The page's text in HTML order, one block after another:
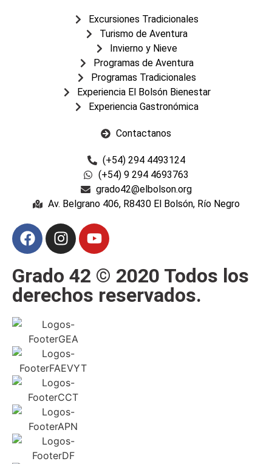
Excursiones Tradicionales
Turismo de Aventura
Invierno y Nieve
Programas de Aventura
Programas Tradicionales
Experiencia El Bolsón Bienestar
Experiencia Gastronómica
Contactanos
(+54) 294 4493124
(+54) 9 294 4693763
grado42@elbolson.org
Av. Belgrano 406, R8430 El Bolsón, Río Negro
Grado 42 © 2020 Todos los
derechos reservados.